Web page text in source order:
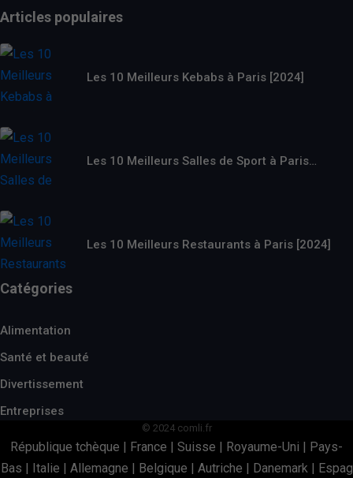
Articles populaires
Les 10 Meilleurs Kebabs à Paris [2024]
Les 10 Meilleurs Salles de Sport à Paris…
Les 10 Meilleurs Restaurants à Paris [2024]
Catégories
Alimentation
Santé et beauté
Divertissement
Entreprises
© 2024 comli.fr
République tchèque | France | Suisse | Royaume-Uni | Pays-
Bas | Italie | Allemagne | Belgique | Autriche | Danemark | Espag